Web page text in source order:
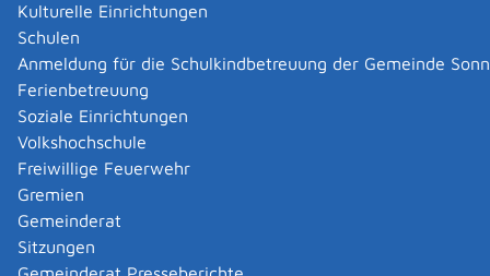
Kulturelle Einrichtungen
Schulen
Anmeldung für die Schulkindbetreuung der Gemeinde
Ferienbetreuung
Soziale Einrichtungen
Volkshochschule
Freiwillige Feuerwehr
Gremien
Gemeinderat
Sitzungen
| |